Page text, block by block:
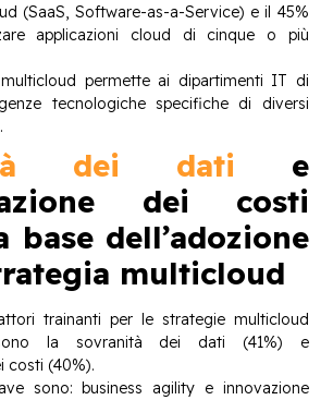
(SaaS, Software-as-a-Service) e il 45%
applicazioni cloud di cinque o più
permette ai dipartimenti IT di
tecnologiche specifiche di diversi
dei dati e
dei costi
base dell’adozione
multicloud
trainanti per le strategie multicloud
la sovranità dei dati (41%) e
costi (40%).
sono: business agility e innovazione